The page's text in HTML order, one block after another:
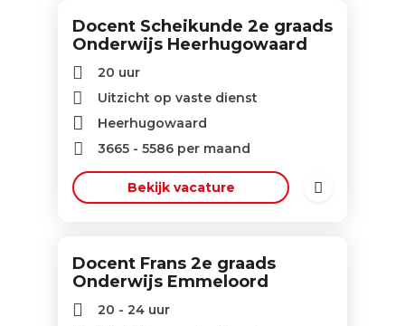
Docent Scheikunde 2e graads
Onderwijs Heerhugowaard
20 uur
Uitzicht op vaste dienst
Heerhugowaard
3665 - 5586 per maand
Bekijk vacature
Docent Frans 2e graads
Onderwijs Emmeloord
20 - 24 uur